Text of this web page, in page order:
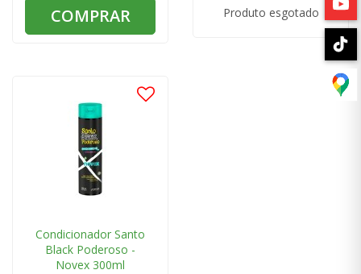
COMPRAR Produto esgotado
Condicionador Santo
Black Poderoso -
Novex 300ml